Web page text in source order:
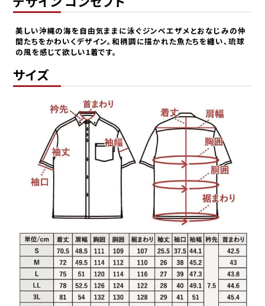
美しい沖縄の海を自由気ままに泳ぐジンベエザメとおなじみの仲
間たちをかわいくデザイン。和柄調に描かれた魚たちを纏い、琉球
の風を感じて欲しい1着です。
サイズ